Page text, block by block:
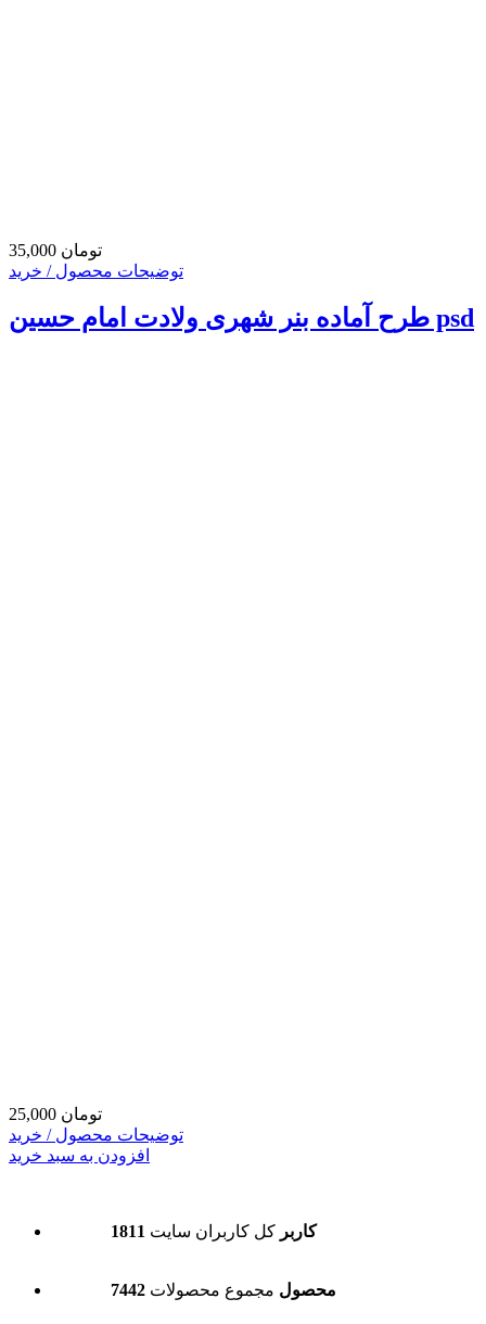
35,000 تومان
توضیحات محصول / خرید
طرح آماده بنر شهری ولادت امام حسین psd
25,000 تومان
توضیحات محصول / خرید
افزودن به سبد خرید
1811 کاربر کل کاربران سایت
7442 محصول مجموع محصولات